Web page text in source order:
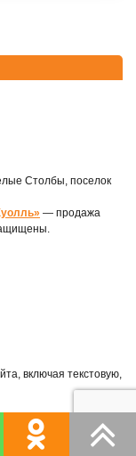
Столбы, поселок
— продажа
включая текстовую,